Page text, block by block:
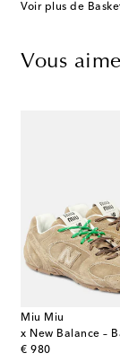
Voir plus de
Vous
Miu Miu
€ 980
original price